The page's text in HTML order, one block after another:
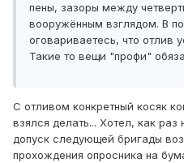
пены, зазоры между
вооружённым взглядом. В
оговариваетесь, что отлив
Такие то вещи "профи"
С отливом конкретный косяк
взялся делать... Хотел, как раз
допуск следующей бригады
прохождения опросника на